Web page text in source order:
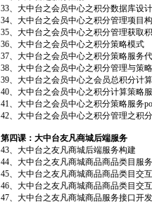
33、大中台之会员中心之积分数据库设
34、大中台之会员中心之积分管理项目
35、大中台之会员中心之积分管理获取
36、大中台之会员中心之积分策略模式
37、大中台之会员中心之积分策略服务
38、大中台之会员中心之积分管理与策
39、大中台之会员中心之会员总积分计
40、大中台之会员中心之积分计算策略
41、大中台之会员中心之积分策略服务
42、大中台之会员中心之积分管理之积
第四课：大中台友凡商城后端服务
43、大中台之友凡商城后端服务构建
44、大中台之友凡商城商品商品类目服
45、大中台之友凡商城商品商品类目交
46、大中台之友凡商城商品商品类目交
47、大中台之友凡商城商品服务接口开发